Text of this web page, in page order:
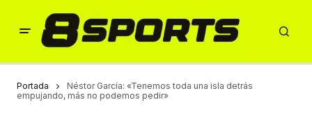
Portada
Néstor García: «Tenemos toda una isla detrás
empujando, más no podemos pedir»